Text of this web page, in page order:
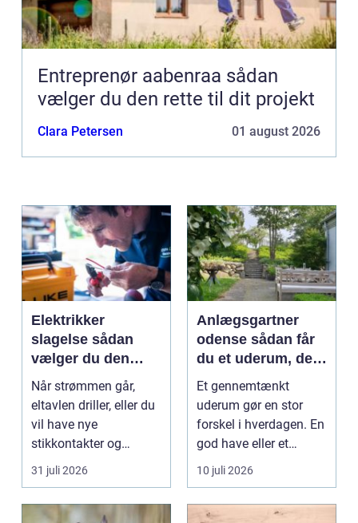
Entreprenør aabenraa sådan
vælger du den rette til dit projekt
Clara Petersen 01 august 2026
Elektrikker
slagelse sådan
vælger du den
rigtige elektriker til
opgaven
Når strømmen går,
eltavlen driller, eller du
vil have nye
stikkontakter og
belysning, er en dygtig
e...
31 juli 2026
Anlægsgartner
odense sådan får
du et uderum, der
holder i mange år
Et gennemtænkt
uderum gør en stor
forskel i hverdagen. En
god have eller et
velplejet fællesareal
gi...
10 juli 2026